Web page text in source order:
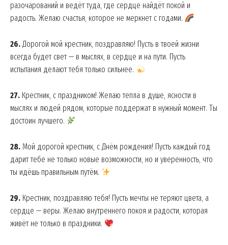
News Week
разочарований и ведёт туда, где сердце найдёт покой и
радость. Желаю счастья, которое не меркнет с годами.
26. Дорогой мой крестник, поздравляю! Пусть в твоей жизни
всегда будет свет — в мыслях, в сердце и на пути. Пусть
испытания делают тебя только сильнее.
27. Крестник, с праздником! Желаю тепла в душе, ясности в
мыслях и людей рядом, которые поддержат в нужный момент. Ты
достоин лучшего.
28. Мой дорогой крестник, с Днём рождения! Пусть каждый год
дарит тебе не только новые возможности, но и уверенность, что
ты идёшь правильным путём.
29. Крестник, поздравляю тебя! Пусть мечты не теряют цвета, а
сердце — веры. Желаю внутреннего покоя и радости, которая
живёт не только в праздники.